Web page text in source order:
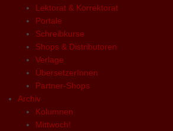
Lektorat & Korrektorat
Portale
Schreibkurse
Shops & Distributoren
Verlage
ÜbersetzerInnen
Partner-Shops
Archiv
Kolumnen
Mittwoch!